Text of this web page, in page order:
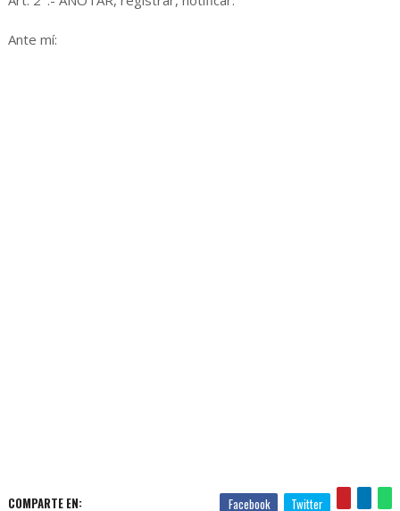
Ante mí:
COMPARTE EN: Facebook Twitter